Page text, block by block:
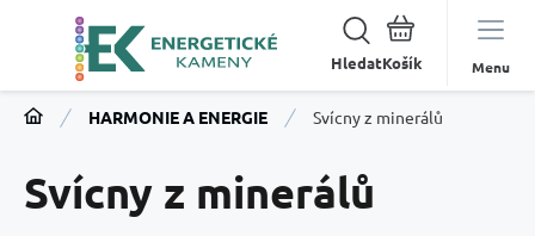
Hledat Menu
HARMONIE A ENERGIE Svícny z minerálů
Svícny z minerálů